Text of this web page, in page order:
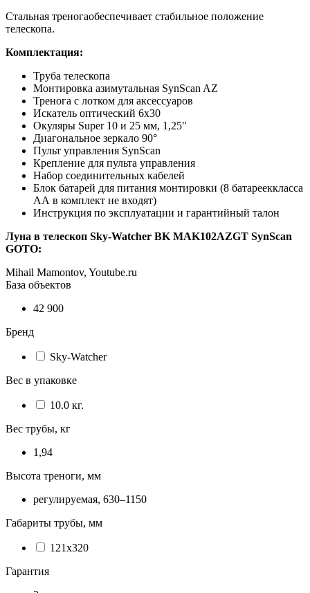
Стальная треногаобеспечивает стабильное положение
телескопа.
Комплектация:
Труба телескопа
Монтировка азимутальная SynScan AZ
Тренога с лотком для аксессуаров
Искатель оптический 6x30
Окуляры Super 10 и 25 мм, 1,25"
Диагональное зеркало 90°
Пульт управления SynScan
Крепление для пульта управления
Набор соединительных кабелей
Блок батарей для питания монтировки (8 батарееккласса
АА в комплект не входят)
Инструкция по эксплуатации и гарантийный талон
Луна в телескоп Sky-Watcher BK MAK102AZGT SynScan
GOTO:
Mihail Mamontov, Youtube.ru
База объектов
42 900
Бренд
Sky-Watcher
Вес в упаковке
10.0 кг.
Вес трубы, кг
1,94
Высота треноги, мм
регулируемая, 630–1150
Габариты трубы, мм
121x320
Гарантия